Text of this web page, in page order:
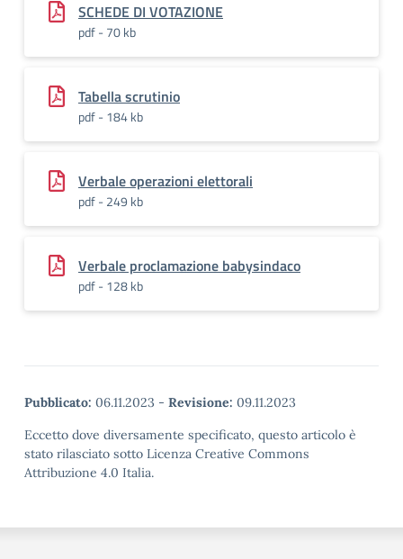
SCHEDE DI VOTAZIONE
pdf - 70 kb
Tabella scrutinio
pdf - 184 kb
Verbale operazioni elettorali
pdf - 249 kb
Verbale proclamazione babysindaco
pdf - 128 kb
Pubblicato: 06.11.2023 - Revisione: 09.11.2023
Eccetto dove diversamente specificato, questo articolo è
stato rilasciato sotto Licenza Creative Commons
Attribuzione 4.0 Italia.